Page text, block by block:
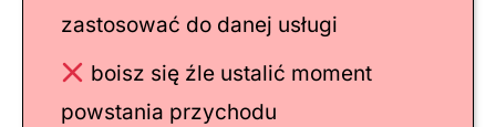
zastosować do danej usługi
boisz się źle ustalić moment
powstania przychodu